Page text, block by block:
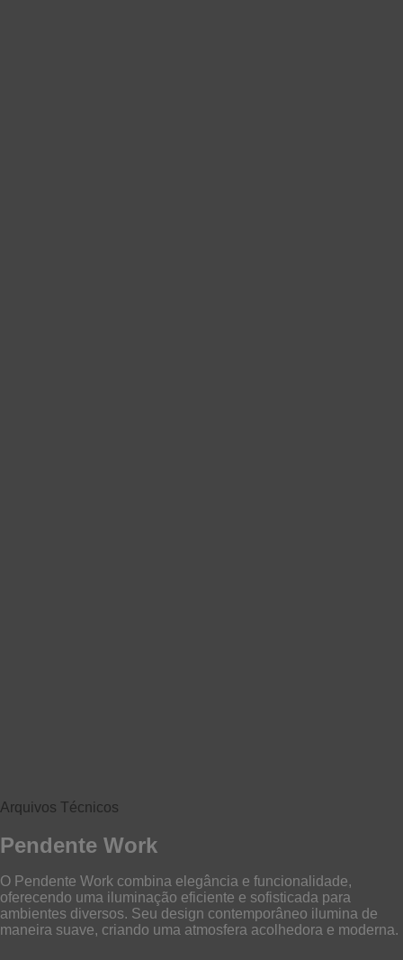
Arquivos Técnicos
Pendente Work
O Pendente Work combina elegância e funcionalidade,
oferecendo uma iluminação eficiente e sofisticada para
ambientes diversos. Seu design contemporâneo ilumina de
maneira suave, criando uma atmosfera acolhedora e moderna.